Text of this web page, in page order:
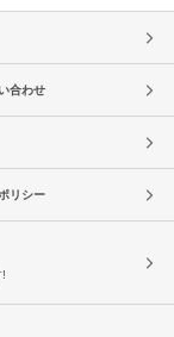
合わせ
リシー